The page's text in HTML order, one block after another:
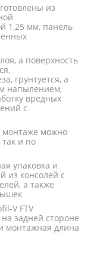
из
1,25 мм, панель
а поверхность
грунтуется, а
напылением,
вредных
с
монтаже можно
и по
упаковка и
из консолей с
а также
V FTV
задней стороне
монтажная длина